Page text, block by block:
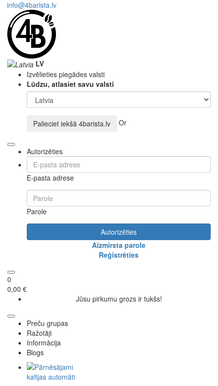
info@4barista.lv
LV
Izvēlieties piegādes valsti
Lūdzu, atlasiet savu valsti
Palieciet iekšā 4barista.lv Or
Autorizēties
E-pasta adrese
Parole
Autorizēties
Aizmirsta parole
Reģistrēties
0
0,00 €
Jūsu pirkumu grozs ir tukšs!
Preču grupas
Ražotāji
Informācija
Blogs